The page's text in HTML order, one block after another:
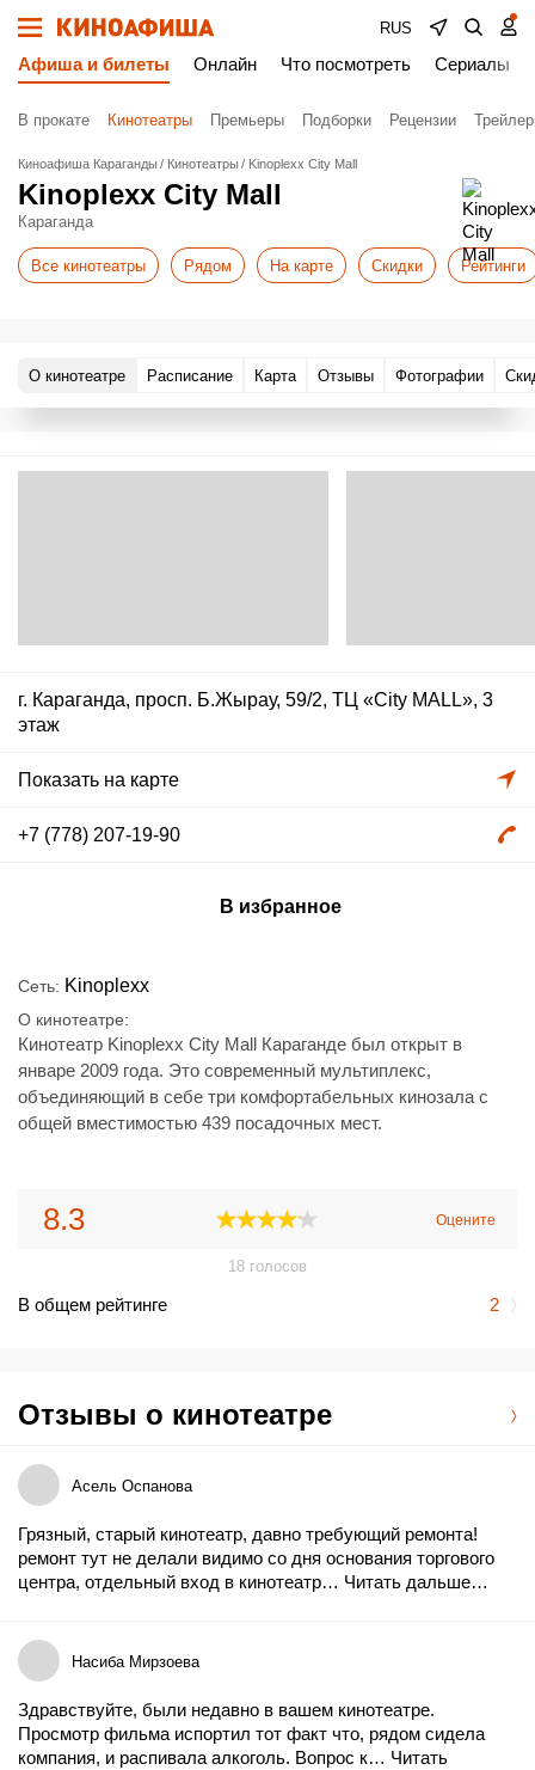
RUS
Афиша и билеты Онлайн Что посмотреть Сериалы
В прокате Кинотеатры Премьеры Подборки Рецензии
Киноафиша Караганды Кинотеатры Kinoplexx City Mall
Kinoplexx City Mall
Караганда
Все кинотеатры Рядом На карте Скидки Рейтинги
О кинотеатре Расписание Карта Отзывы Фотографии
г. Караганда, просп. Б.Жырау, 59/2, ТЦ «City MALL», 3
этаж
Показать на карте
+7 (778) 207-19-90
В избранное
Сеть Kinoplexx
О кинотеатре
Кинотеатр Kinoplexx City Mall Караганде был открыт в
январе 2009 года. Это современный мультиплекс,
объединяющий в себе три комфортабельных кинозала с
общей вместимостью 439 посадочных мест.
и 2D, а также новейшей звуковой системой. Благодаря
зрителю расслабиться во время сеанса и хорошо провести
8.3 Оцените
18 голосов
В общем рейтинге 2
Отзывы о кинотеатре
Асель Оспанова
Грязный, старый кинотеатр, давно требующий ремонта!
ремонт тут не делали видимо со дня основания торгового
центра, отдельный вход в кинотеатр… Читать дальше…
Насиба Мирзоева
Здравствуйте, были недавно в вашем кинотеатре.
Просмотр фильма испортил тот факт что, рядом сидела
компания, и распивала алкоголь. Вопрос к… Читать